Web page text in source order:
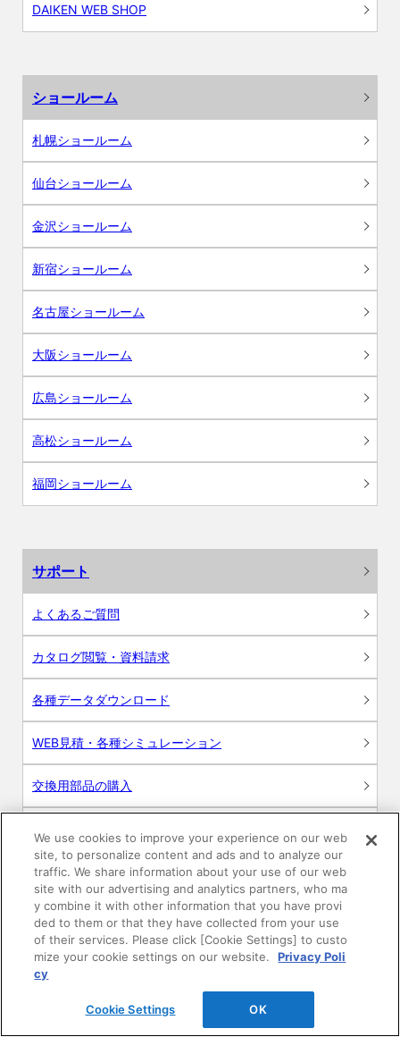
DAIKEN WEB SHOP
ショールーム
札幌ショールーム
仙台ショールーム
金沢ショールーム
新宿ショールーム
名古屋ショールーム
大阪ショールーム
広島ショールーム
高松ショールーム
福岡ショールーム
サポート
よくあるご質問
カタログ閲覧・資料請求
各種データダウンロード
WEB見積・各種シミュレーション
交換用部品の購入
お問い合わせ
ログイン
建築・設計関係者様向けサイト
We use cookies to improve your experience on our web
site, to personalize content and ads and to analyze our
traffic. We share information about your use of our web
site with our advertising and analytics partners, who ma
y combine it with other information that you have provi
ded to them or that they have collected from your use
of their services. Please click [Cookie Settings] to custo
mize your cookie settings on our website.
Privacy Poli
cy
Cookie Settings OK